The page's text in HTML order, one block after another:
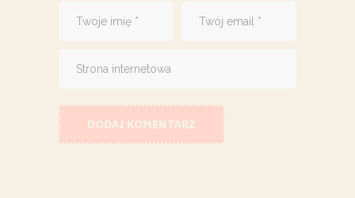
DODAJ KOMENTARZ